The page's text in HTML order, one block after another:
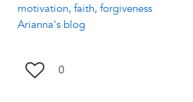
motivation, faith, forgiveness
Arianna's blog
0